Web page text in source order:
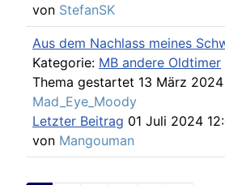
von StefanSK
Aus dem Nachlass meines
Kategorie: MB andere Oldtimer
Thema gestartet 13 März
Mad_Eye_Moody
Letzter Beitrag 01 Juli 2024
von Mangouman